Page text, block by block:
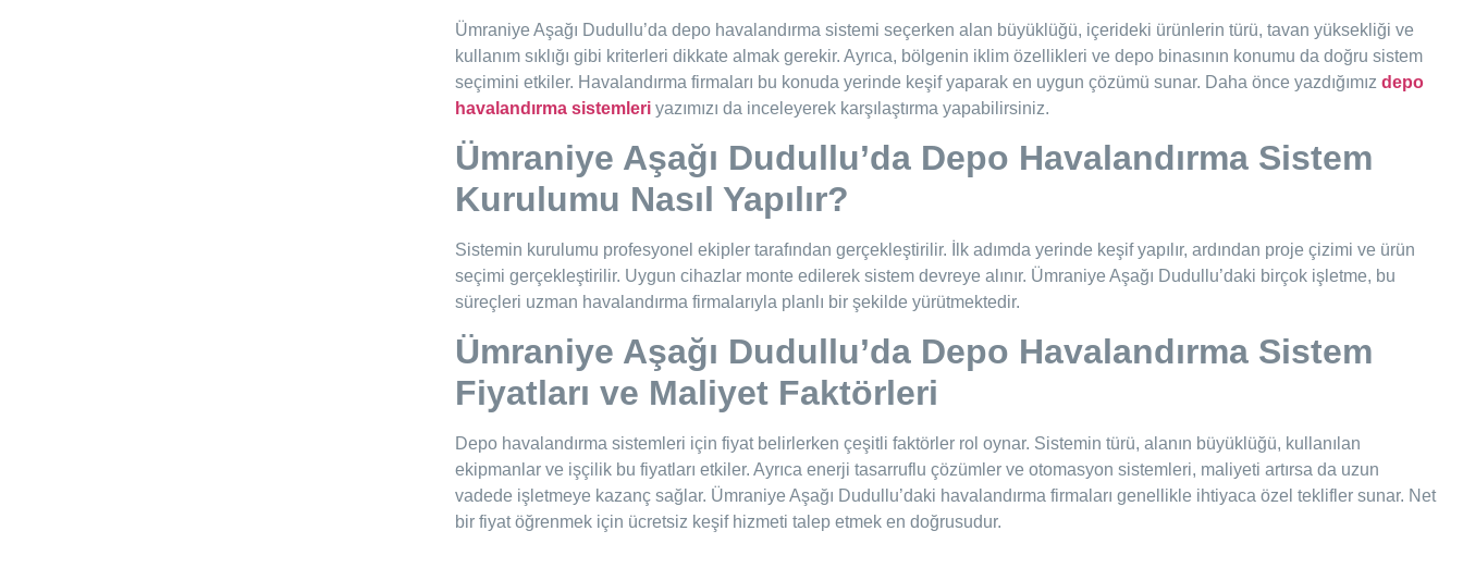
Ümraniye Aşağı Dudullu’da depo havalandırma sistemi seçerken alan büyüklüğü, içerideki ürünlerin türü, tavan yüksekliği ve
kullanım sıklığı gibi kriterleri dikkate almak gerekir. Ayrıca, bölgenin iklim özellikleri ve depo binasının konumu da doğru sistem
seçimini etkiler. Havalandırma firmaları bu konuda yerinde keşif yaparak en uygun çözümü sunar. Daha önce yazdığımız depo
havalandırma sistemleri yazımızı da inceleyerek karşılaştırma yapabilirsiniz.
Ümraniye Aşağı Dudullu’da Depo Havalandırma Sistem
Kurulumu Nasıl Yapılır?
Sistemin kurulumu profesyonel ekipler tarafından gerçekleştirilir. İlk adımda yerinde keşif yapılır, ardından proje çizimi ve ürün
seçimi gerçekleştirilir. Uygun cihazlar monte edilerek sistem devreye alınır. Ümraniye Aşağı Dudullu’daki birçok işletme, bu
süreçleri uzman havalandırma firmalarıyla planlı bir şekilde yürütmektedir.
Ümraniye Aşağı Dudullu’da Depo Havalandırma Sistem
Fiyatları ve Maliyet Faktörleri
Depo havalandırma sistemleri için fiyat belirlerken çeşitli faktörler rol oynar. Sistemin türü, alanın büyüklüğü, kullanılan
ekipmanlar ve işçilik bu fiyatları etkiler. Ayrıca enerji tasarruflu çözümler ve otomasyon sistemleri, maliyeti artırsa da uzun
vadede işletmeye kazanç sağlar. Ümraniye Aşağı Dudullu’daki havalandırma firmaları genellikle ihtiyaca özel teklifler sunar. Net
bir fiyat öğrenmek için ücretsiz keşif hizmeti talep etmek en doğrusudur.